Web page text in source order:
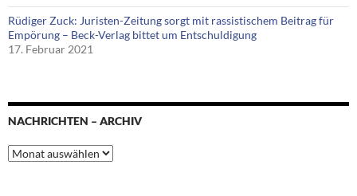
Rüdiger Zuck: Juristen-Zeitung sorgt mit rassistischem Beitrag für
Empörung – Beck-Verlag bittet um Entschuldigung
17. Februar 2021
NACHRICHTEN – ARCHIV
Nachrichten
–